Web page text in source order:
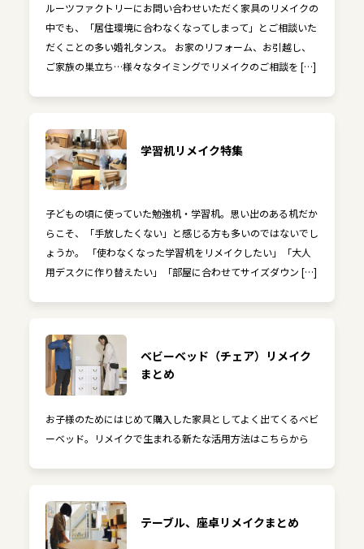
ルーツファクトリーにお問い合わせいただく家具のリメイクの
中でも、「居住環境に合わなくなってしまって」とご相談いた
だくことの多い婚礼タンス。 お家のリフォーム、お引越し、
ご家族の巣立ち…様々なタイミングでリメイクのご相談を […]
学習机リメイク特集
子どもの頃に使っていた勉強机・学習机。思い出のある机だか
らこそ、「手放したくない」と感じる方も多いのではないでし
ょうか。 「使わなくなった学習机をリメイクしたい」「大人
用デスクに作り替えたい」「部屋に合わせてサイズダウン […]
ベビーベッド（チェア）リメイク
まとめ
お子様のためにはじめて購入した家具としてよく出てくるベビ
ーベッド。リメイクで生まれる新たな活用方法はこちらから
テーブル、座卓リメイクまとめ